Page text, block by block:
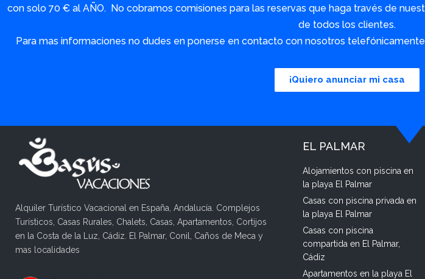
con solo 70 € al AÑO. No cobramos comisiones para las reservas que haga través de
de todos los clientes.
Para mas informaciones no dudes en ponerse en contacto con nosotros
¡Quiero anunciar mi casa
Alquiler Turístico Vacacional en España, Andalucía. Complejos
Turísticos, Casas Rurales, Chalets, Casas, Apartamentos, Cortijos
en la Costa de la Luz, Cádiz. El Palmar, Conil, Caños de Meca y
mas localidades
EL PALMAR
Alojamientos con piscina en
la playa El Palmar
Casas con piscina privada en
la playa El Palmar
Casas con piscina
compartida en El Palmar,
Cádiz
Apartamentos en la playa El